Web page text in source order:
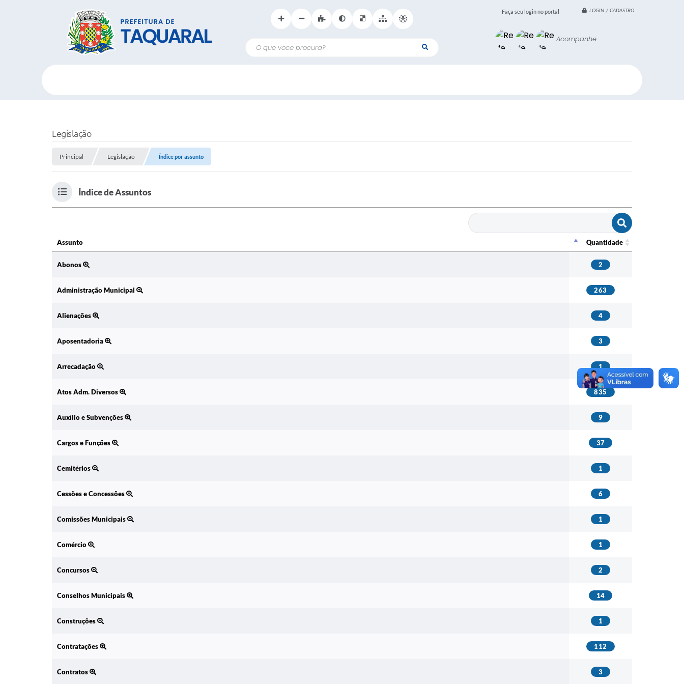
Faça seu login no portal LOGIN / CADASTRO
O que voce procura?
Acompanhe
Legislação
Principal Legislação Índice por assunto
Índice de Assuntos
Assunto
Quantidade
Abonos
2
Administração Municipal 263
Alienações 4
Aposentadoria 3
Arrecadação 1
Atos Adm. Diversos 835
Auxílio e Subvenções 9
Cargos e Funções 37
Cemitérios 1
Cessões e Concessões 6
Comissões Municipais 1
Comércio 1
Concursos 2
Conselhos Municipais 14
Construções 1
Contratações 112
Contratos 3